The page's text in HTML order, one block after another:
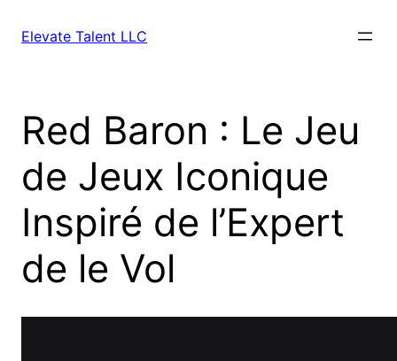
Elevate Talent LLC
Red Baron : Le Jeu
de Jeux Iconique
Inspiré de l’Expert
de le Vol